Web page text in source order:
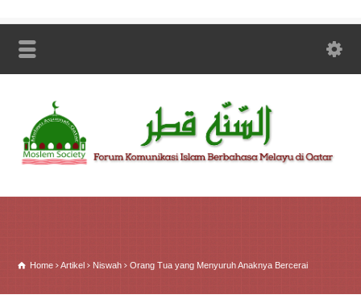
Home Artikel Niswah Orang Tua yang Menyuruh Anaknya Bercerai